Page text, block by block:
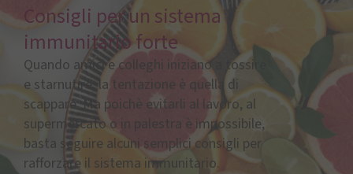
Consigli per un sistema
immunitario forte
Quando amici e colleghi iniziano a tossire
e starnutire, la tentazione è quella di
scappare. Ma poichè evitarli al lavoro, al
supermercato o in palestra è impossibile,
basta seguire alcuni semplici consigli per
rafforzare il sistema immunitario.